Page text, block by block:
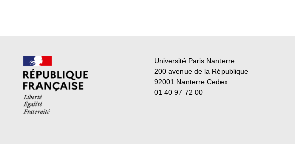
Université Paris Nanterre
200 avenue de la République
92001 Nanterre Cedex
01 40 97 72 00